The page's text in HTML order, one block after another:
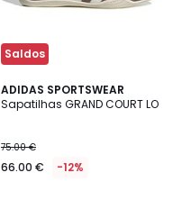
Saldos
ADIDAS SPORTSWEAR
Sapatilhas GRAND COURT LO
75.00 €
66.00 € -12%
4,6
/ 5
2
Cores